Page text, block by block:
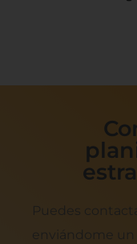
Puedes
enviándome un